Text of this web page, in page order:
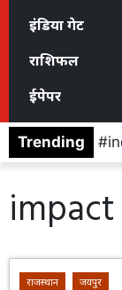
इंडिया गेट
राशिफल
ईपेपर
Trending
राजस्थान जयपुर